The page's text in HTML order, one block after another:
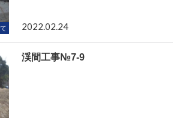
2022.02.24
渓間工事№7-9